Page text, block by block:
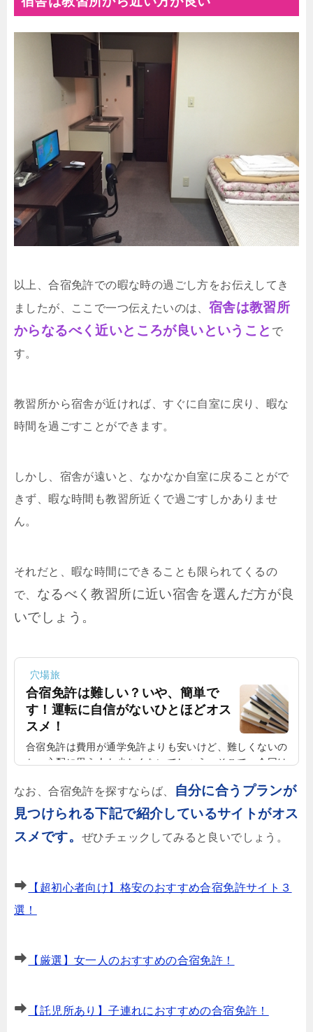
ってきます。ご自身の予算に合う合宿免許な
のか、よく比較して選びましょう。交通費ま
た、あまりにも合宿先が遠いと、交通費も高
くなってしまいます...
以上、合宿免許での暇な時の過ごし方をお伝えしてき
ましたが、ここで一つ伝えたいのは、 宿舎は教習所
からなるべく近いところが良いということ で
す。
教習所から宿舎が近ければ、すぐに自室に戻り、暇な
時間を過ごすことができます。
しかし、宿舎が遠いと、なかなか自室に戻ることがで
きず、暇な時間も教習所近くで過ごすしかありませ
ん。
それだと、暇な時間にできることも限られてくるの
で、 なるべく教習所に近い宿舎を選んだ方が良
いでしょう。
穴場旅
合宿免許は難しい？いや、簡単で
す！運転に自信がないひとほどオス
スメ！
合宿免許は費用が通学免許よりも安いけど、難しくないの
か、心配に思う人も少なくないでしょう。そこで、今回は
か詳しく見ていきたいと思います。合宿免許は難しいの
か？難易度は高いの？合宿免許というと、いつもとは違う
場所に2~3週間ほど住み込みで運転技術を学ぶため、難し
くないのか不安に思う人も少なくないでしょう。ただ、泊
いますが、行ってみるとカリキュラ...
なお、合宿免許を探すならば、
自分に合うプランが
見つけられる下記で紹介しているサイトがオス
スメです。
ぜひチェックしてみると良いでしょう。
【超初心者向け】格安のおすすめ合宿免許サイト３
選！
【厳選】女一人のおすすめの合宿免許！
【託児所あり】子連れにおすすめの合宿免許！